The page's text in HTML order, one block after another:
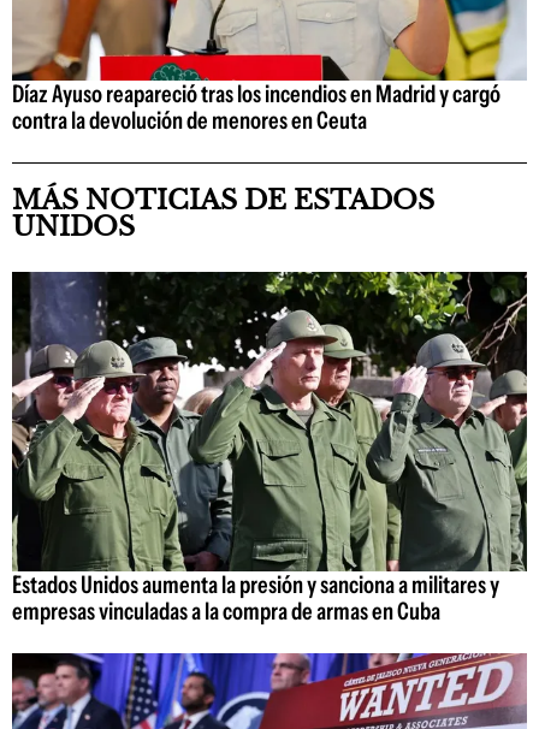
Díaz Ayuso reapareció tras los incendios en Madrid y cargó
contra la devolución de menores en Ceuta
MÁS NOTICIAS DE ESTADOS
UNIDOS
Estados Unidos aumenta la presión y sanciona a militares y
empresas vinculadas a la compra de armas en Cuba